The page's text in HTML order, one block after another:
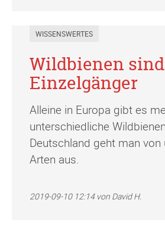
WISSENSWERTES
Wildbienen sind
Einzelgänger
Alleine in Europa gibt es
unterschiedliche
Deutschland geht man von
Arten aus.
2019-09-10 12:14von David H.